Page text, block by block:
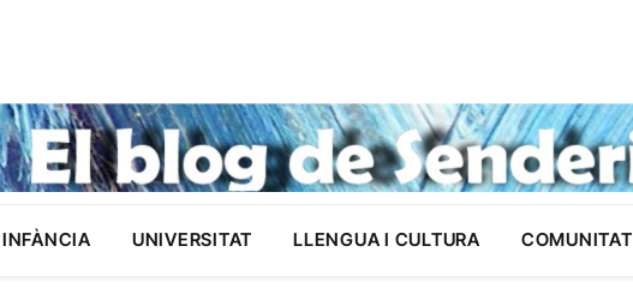
UNIVERSITAT LLENGUA I CULTURA COMUNITAT